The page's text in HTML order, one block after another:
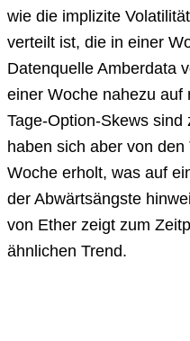
wie die implizite
verteilt ist, die in einer
Datenquelle Amberdata
einer Woche nahezu auf
Tage-Option-Skews sind
haben sich aber von
Woche erholt, was auf
der Abwärtsängste
von Ether zeigt zum
ähnlichen Trend.